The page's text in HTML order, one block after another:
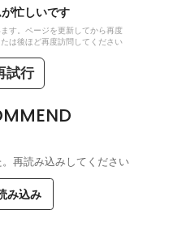
忙しいです
す。ページを更新してから再度
は後ほど再度訪問してください
試行
再読み込みしてください
み込み